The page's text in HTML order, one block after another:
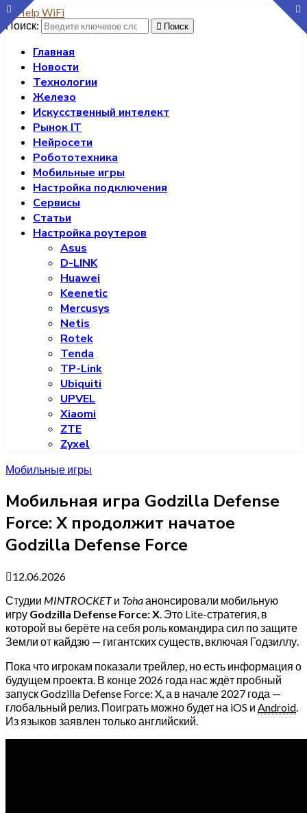
Поиск: Поиск
Главная
Новости
Технологии
Железо
Искусственный интелект
Рынок IT
Нейросети
Робототехника
Мобильные игры
Настройка подключения
Сервисы
Статьи
Настройка роутеров
Asus
D-LINK
Huawei
Keenetic
Mercusys
Netis
Rotek
Tenda
TP-Link
Ubiquiti
UPVEL
Xiaomi
ZTE
Zyxel
Мобильные игры
Мобильная игра Godzilla Defense
Force: X продолжит начатое
Godzilla Defense Force
12.06.2026
Студии MINTROCKETи Tohaанонсировали мобильную
игру Godzilla Defense Force: X. Это Lite-стратегия, в
которой вы берёте на себя роль командира сил по защите
Земли от кайдзю — гигантских существ, включая Годзиллу.
Пока что игрокам показали трейлер, но есть информация о
будущем проекта. В конце 2026 года нас ждёт пробный
запуск Godzilla Defense Force: X, а в начале 2027 года —
глобальный релиз. Поиграть можно будет на iOS и Android.
Из языков заявлен только английский.